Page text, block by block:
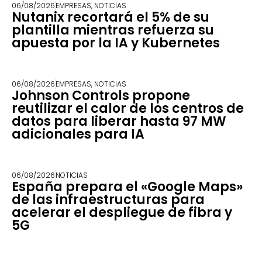
06/08/2026EMPRESAS, NOTICIAS
Nutanix recortará el 5% de su
plantilla mientras refuerza su
apuesta por la IA y Kubernetes
06/08/2026EMPRESAS, NOTICIAS
Johnson Controls propone
reutilizar el calor de los centros de
datos para liberar hasta 97 MW
adicionales para IA
06/08/2026NOTICIAS
España prepara el «Google Maps»
de las infraestructuras para
acelerar el despliegue de fibra y
5G